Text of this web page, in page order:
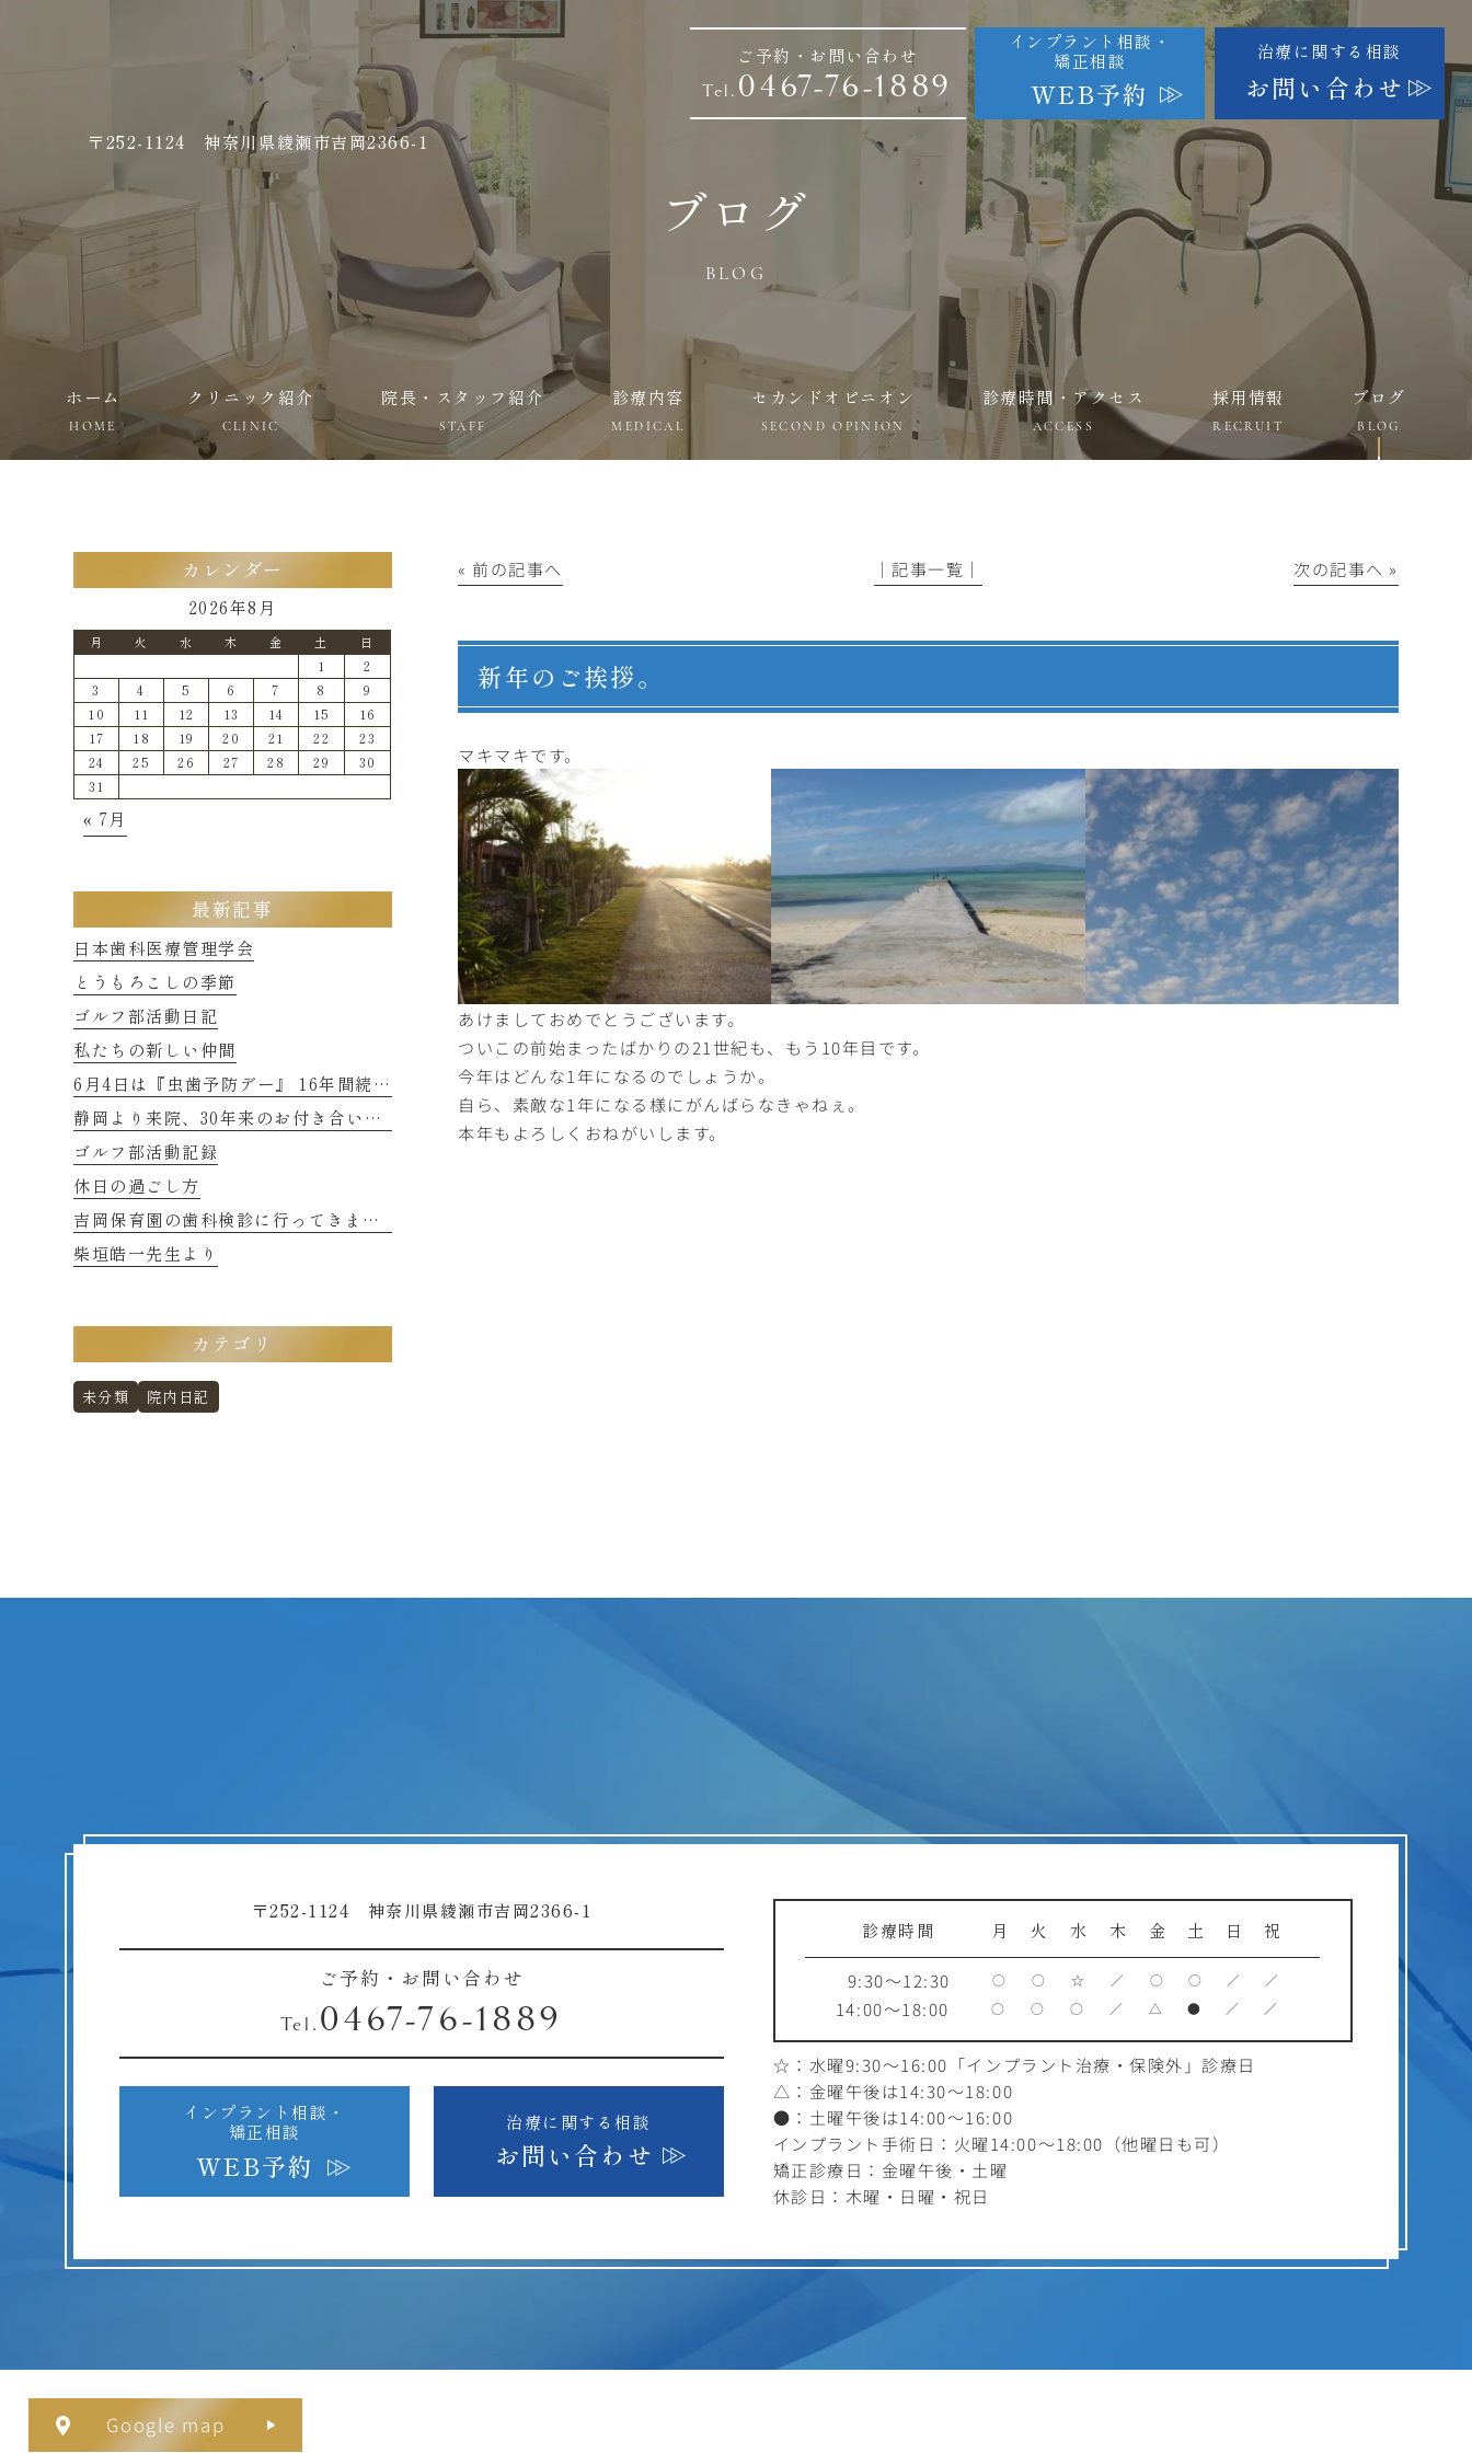
〒252-1124 神奈川県綾瀬市吉岡2366-1
ご予約・お問い合わせ
Tel. 0467-76-1889
インプラント相談・
矯正相談
WEB予約
治療に関する相談
お問い合わせ
ブログ
BLOG
ホーム
HOME
クリニック紹介
CLINIC
院長・スタッフ紹介
STAFF
診療内容
MEDICAL
セカンドオピニオン
SECOND OPINION
診療時間・アクセス
ACCESS
採用情報
RECRUIT
ブログ
BLOG
« 前の記事へ │記事一覧│ 次の記事へ »
新年のご挨拶。
マキマキです。
あけましておめでとうございます。
ついこの前始まったばかりの21世紀も、もう10年目です。
今年はどんな1年になるのでしょうか。
自ら、素敵な1年になる様にがんばらなきゃねぇ。
本年もよろしくおねがいします。
カレンダー
2026年8月
月 火 水 木 金 土
日
1
2
3
4 5 6 7 8
9
10
11 12 13 14 15
16
17
18 19 20 21 22
23
24
25 26 27 28 29
30
31
« 7月
最新記事
日本歯科医療管理学会
とうもろこしの季節
ゴルフ部活動日記
私たちの新しい仲間
6月4日は『虫歯予防デー』 16年間続くご縁に感謝
静岡より来院、30年来のお付き合いの患者さまのお話し 2
ゴルフ部活動記録
休日の過ごし方
吉岡保育園の歯科検診に行ってきました
柴垣皓一先生より
カテゴリ
未分類 院内日記
〒252-1124 神奈川県綾瀬市吉岡2366-1
ご予約・お問い合わせ
Tel. 0467-76-1889
インプラント相談・
矯正相談
WEB予約
治療に関する相談
お問い合わせ
診療時間 月 火 水 木 金 土 日 祝
9:30～12:30 ○ ○ ☆ ／ ○ ○ ／ ／
14:00～18:00 ○ ○ ○ ／ △ ● ／ ／
☆：水曜9:30～16:00 「インプラント治療・保険外」診療日
△：金曜午後は14:30～18:00
●：土曜午後は14:00～16:00
インプラント手術日：火曜14:00～18:00（他曜日も可）
矯正診療日：金曜午後・土曜
休診日：木曜・日曜・祝日
Google map